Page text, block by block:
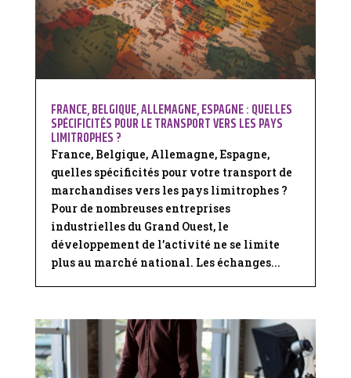
FRANCE, BELGIQUE, ALLEMAGNE, ESPAGNE : QUELLES
SPÉCIFICITÉS POUR LE TRANSPORT VERS LES PAYS
LIMITROPHES ?
France, Belgique, Allemagne, Espagne,
quelles spécificités pour votre transport de
marchandises vers les pays limitrophes ?
Pour de nombreuses entreprises
industrielles du Grand Ouest, le
développement de l’activité ne se limite
plus au marché national. Les échanges...